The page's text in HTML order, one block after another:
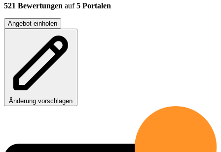
521 Bewertungen auf5 Portalen
Angebot einholen
Änderung vorschlagen